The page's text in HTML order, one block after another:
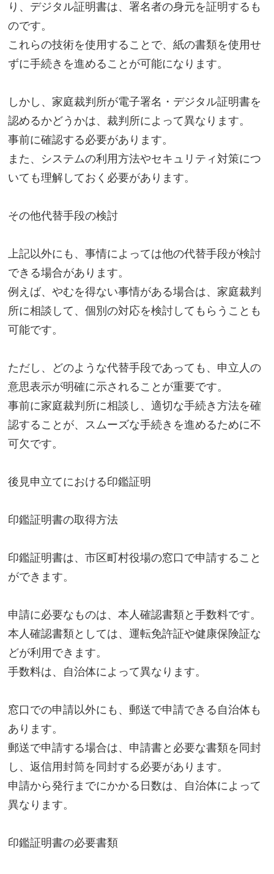
り、デジタル証明書は、署名者の身元を証明するも
のです。
これらの技術を使用することで、紙の書類を使用せ
ずに手続きを進めることが可能になります。
しかし、家庭裁判所が電子署名・デジタル証明書を
認めるかどうかは、裁判所によって異なります。
事前に確認する必要があります。
また、システムの利用方法やセキュリティ対策につ
いても理解しておく必要があります。
その他代替手段の検討
上記以外にも、事情によっては他の代替手段が検討
できる場合があります。
例えば、やむを得ない事情がある場合は、家庭裁判
所に相談して、個別の対応を検討してもらうことも
可能です。
ただし、どのような代替手段であっても、申立人の
意思表示が明確に示されることが重要です。
事前に家庭裁判所に相談し、適切な手続き方法を確
認することが、スムーズな手続きを進めるために不
可欠です。
後見申立てにおける印鑑証明
印鑑証明書の取得方法
印鑑証明書は、市区町村役場の窓口で申請すること
ができます。
申請に必要なものは、本人確認書類と手数料です。
本人確認書類としては、運転免許証や健康保険証な
どが利用できます。
手数料は、自治体によって異なります。
窓口での申請以外にも、郵送で申請できる自治体も
あります。
郵送で申請する場合は、申請書と必要な書類を同封
し、返信用封筒を同封する必要があります。
申請から発行までにかかる日数は、自治体によって
異なります。
印鑑証明書の必要書類